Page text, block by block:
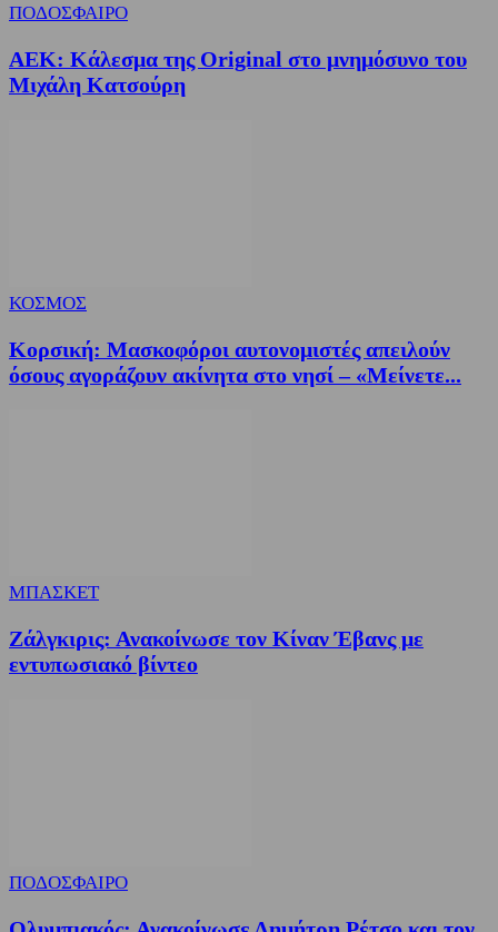
ΠΟΔΟΣΦΑΙΡΟ
ΑΕΚ: Κάλεσμα της Original στο μνημόσυνο του
Μιχάλη Κατσούρη
ΚΟΣΜΟΣ
Κορσική: Μασκοφόροι αυτονομιστές απειλούν
όσους αγοράζουν ακίνητα στο νησί – «Μείνετε...
ΜΠΑΣΚΕΤ
Ζάλγκιρις: Ανακοίνωσε τον Κίναν Έβανς με
εντυπωσιακό βίντεο
ΠΟΔΟΣΦΑΙΡΟ